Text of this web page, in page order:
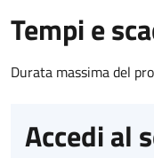
Tempi e
Durata massima del
Accedi al